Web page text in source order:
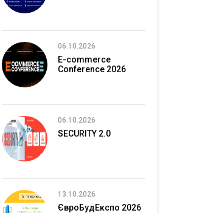
06.10.2026
E-commerce
Conference 2026
06.10.2026
SECURITY 2.0
13.10.2026
ЄвроБудЕкспо 2026